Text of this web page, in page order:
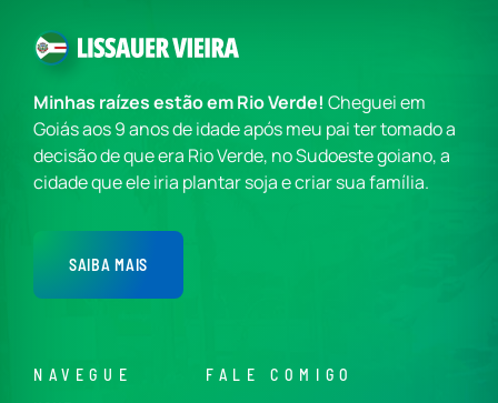
Minhas raízes estão em Rio Verde! Cheguei em
Goiás aos 9 anos de idade após meu pai ter tomado a
decisão de que era Rio Verde, no Sudoeste goiano, a
cidade que ele iria plantar soja e criar sua família.
SAIBA MAIS
NAVEGUE
FALE COMIGO